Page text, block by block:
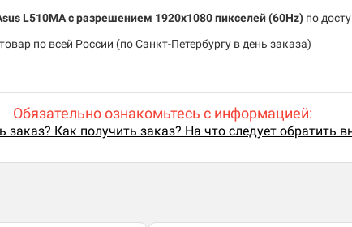
L510MA c разрешением 1920x1080 пикселей (60Hz) по
по всей России (по Санкт-Петербургу в день заказа)
Обязательно ознакомьтесь с информацией:
заказ? Как получить заказ? На что следует обратить